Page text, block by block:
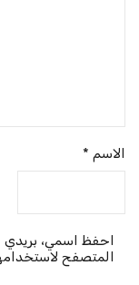
الاسم *
احفظ اسمي، بريدي
المتصفح